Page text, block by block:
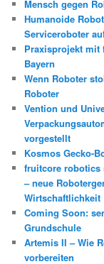
Mensch gegen
Humanoide
Serviceroboter
Praxisprojekt mit
Bayern
Wenn Roboter
Roboter
Vention und
vorgestellt
Kosmos Gecko-
fruitcore robotics
– neue
Wirtschaftlichkeit
Coming Soon:
Grundschule
Artemis II – Wie
vorbereiten